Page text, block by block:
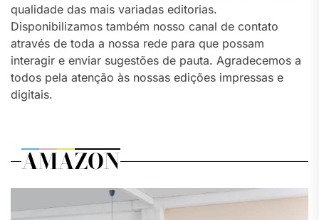
qualidade das mais variadas editorias.
Disponibilizamos também nosso canal de contato
através de toda a nossa rede para que possam
interagir e enviar sugestões de pauta. Agradecemos a
todos pela atenção às nossas edições impressas e
digitais.
AMAZON